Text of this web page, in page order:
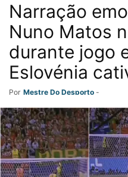
Narração
Nuno Matos
durante jogo
Eslovénia
Por Mestre Do Desporto -